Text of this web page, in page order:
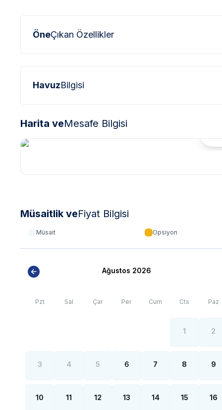
ÖneÇıkan Özellikler
HavuzBilgisi
Harita veMesafe Bilgisi
Müsaitlik veFiyat Bilgisi
Müsait Opsiyon
Ağustos 2026
Pzt Sal Çar Per Cum Cts Paz
1 2
3 4 5 6 7 8 9
10 11 12 13 14 15 16